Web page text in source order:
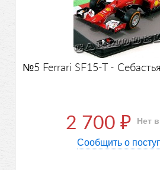
№5 Ferrari SF15-T -
2 700 ₽ Нет
Сообщить о